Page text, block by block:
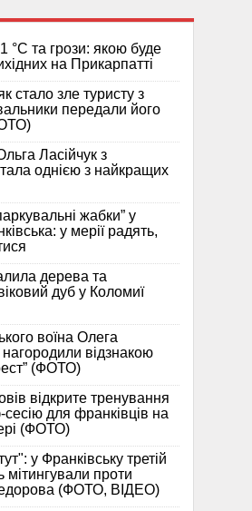
°C та грози: якою буде
на Прикарпатті
стало зле туристу з
передали його
Ласійчук з
однією з найкращих
жабки” у
у мерії радять,
дерева та
дуб у Коломиї
воїна Олега
відзнакою
(ФОТО)
відкрите тренування
для франківців на
(ФОТО)
у Франківську третій
мітингували проти
(ФОТО, ВІДЕО)